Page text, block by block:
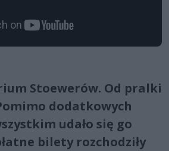
Stoewerów. Od pralki
dodatkowych
udało się go
bilety rozchodziły